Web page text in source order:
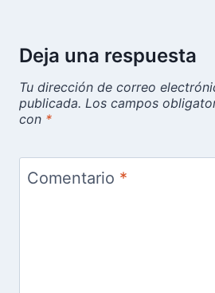
Deja una respuesta
Tu dirección de correo
publicada. Los campos
con *
Comentario *